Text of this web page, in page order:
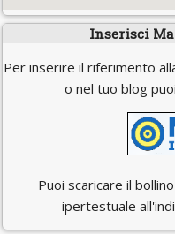
Inserisci
Per inserire il riferimento
o nel tuo blog
Puoi scaricare il
ipertestuale